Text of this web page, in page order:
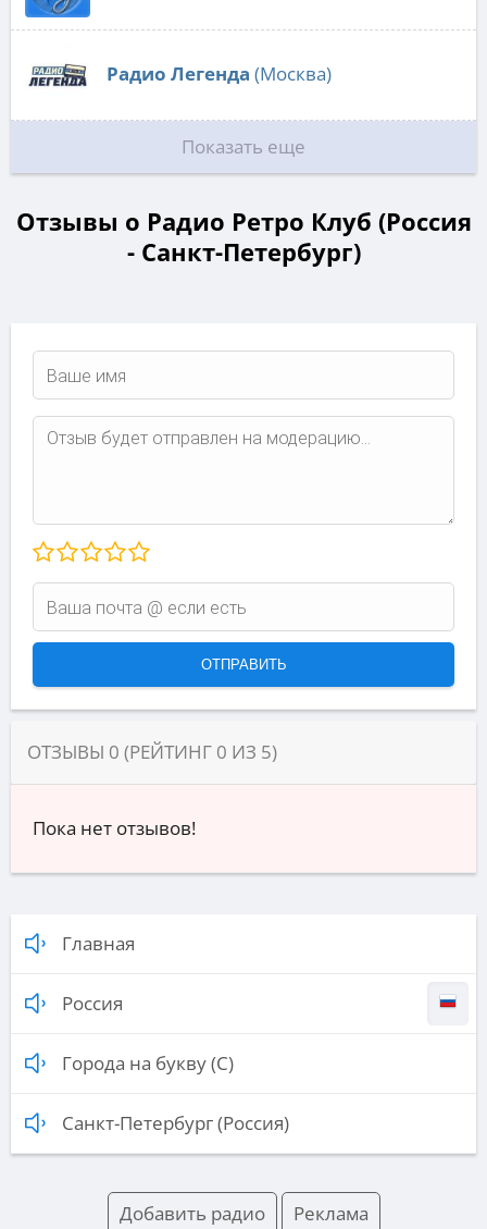
Радио Легенда (Москва)
Показать еще
Отзывы о Радио Ретро Клуб (Россия
- Санкт-Петербург)
ОТЗЫВЫ 0 (РЕЙТИНГ 0 ИЗ 5)
Пока нет отзывов!
Главная
Россия
Города на букву (С)
Санкт-Петербург (Россия)
Добавить радио Реклама